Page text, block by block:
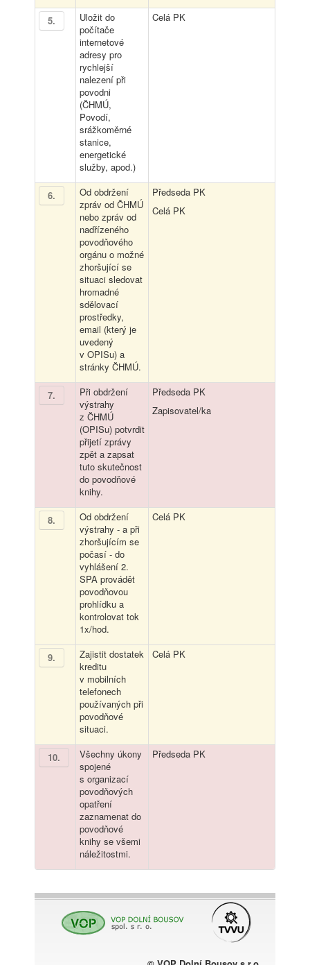
5.
Uložit do
počítače
internetové
adresy pro
rychlejší
nalezení při
povodni
(ČHMÚ,
Povodí,
srážkoměrné
stanice,
energetické
služby, apod.)
Celá PK
6.
Od obdržení
zpráv od ČHMÚ
nebo zpráv od
nadřízeného
povodňového
orgánu o možné
zhoršující se
situaci sledovat
hromadné
sdělovací
prostředky,
email (který je
uvedený
v OPISu) a
stránky ČHMÚ.
Předseda PK
Celá PK
7.
Při obdržení
výstrahy
z ČHMÚ
(OPISu) potvrdit
přijetí zprávy
zpět a zapsat
tuto skutečnost
do povodňové
knihy.
Předseda PK
Zapisovatel/ka
8.
Od obdržení
výstrahy - a při
zhoršujícím se
počasí - do
vyhlášení 2.
SPA provádět
povodňovou
prohlídku a
kontrolovat tok
1x/hod.
Celá PK
9.
Zajistit dostatek
kreditu
v mobilních
telefonech
používaných při
povodňové
situaci.
Celá PK
10.
Všechny úkony
spojené
s organizací
povodňových
opatření
zaznamenat do
povodňové
knihy se všemi
náležitostmi.
Předseda PK